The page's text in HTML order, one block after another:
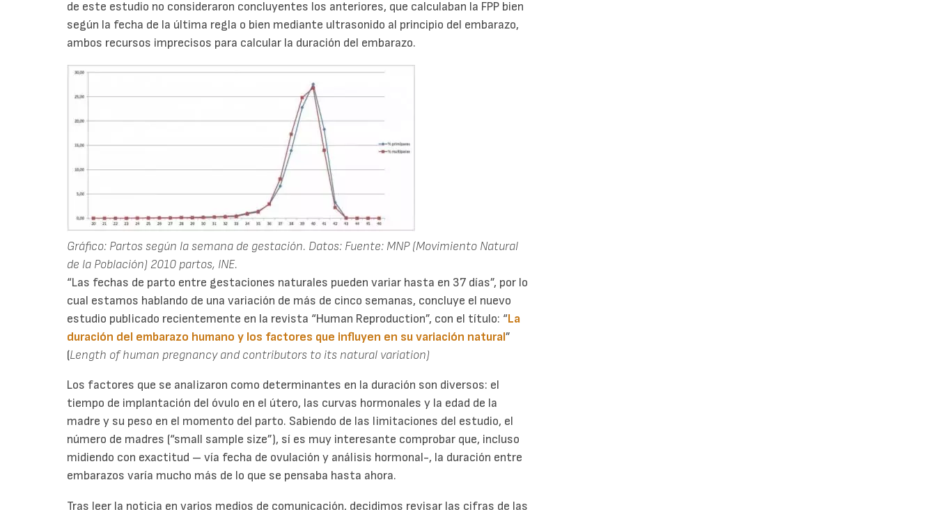
de este estudio no consideraron concluyentes los anteriores, que calculaban la FPP bien
según la fecha de la última regla o bien mediante ultrasonido al principio del embarazo,
ambos recursos imprecisos para calcular la duración del embarazo.
Gráfico: Partos según la semana de gestación. Datos: Fuente: MNP (Movimiento Natural
de la Población) 2010 partos, INE.
“Las fechas de parto entre gestaciones naturales pueden variar hasta en 37 días”, por lo
cual estamos hablando de una variación de más de cinco semanas, concluye el nuevo
estudio publicado recientemente en la revista “Human Reproduction”, con el título: “La
duración del embarazo humano y los factores que influyen en su variación natural”
(Length of human pregnancy and contributors to its natural variation)
Los factores que se analizaron como determinantes en la duración son diversos: el
tiempo de implantación del óvulo en el útero, las curvas hormonales y la edad de la
madre y su peso en el momento del parto. Sabiendo de las limitaciones del estudio, el
número de madres (“small sample size”), sí es muy interesante comprobar que, incluso
midiendo con exactitud – vía fecha de ovulación y análisis hormonal-, la duración entre
embarazos varía mucho más de lo que se pensaba hasta ahora.
Tras leer la noticia en varios medios de comunicación, decidimos revisar las cifras de las